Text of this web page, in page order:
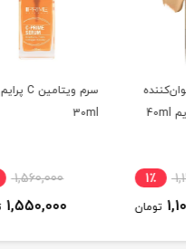
1٪
سرم ویتامین C پرایم
1,560,000 1٪
1,550,000 تومان